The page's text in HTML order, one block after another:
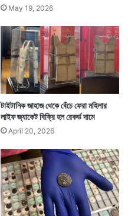
কোনও কারণ ব্যাখ্যা
May 19, 2026
টাইটানিক জাহাজ থেকে বেঁচে ফেরা মহিলার
লাইফ জ্যাকেট বিক্রি হল রেকর্ড দামে
April 20, 2026